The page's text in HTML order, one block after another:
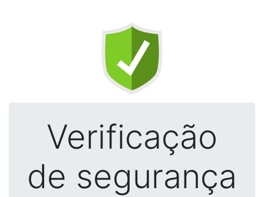
Verificação
de segurança